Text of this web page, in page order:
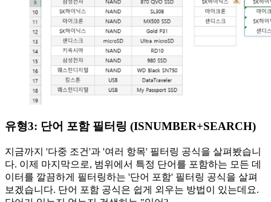
유형3: 단어 포함 필터링 (ISNUMBER+SEARCH)
지금까지 '다중 조건'과 '여러 항목' 필터링 공식을 살펴봤습니
다. 이제 마지막으로, 범위에서 특정 단어를 포함하는 모든 데
이터를 깔끔하게 필터링하는 '단어 포함' 필터링 공식을 살펴
보겠습니다. 단어 포함 공식은 쉽게 외우는 방법이 있는데요.